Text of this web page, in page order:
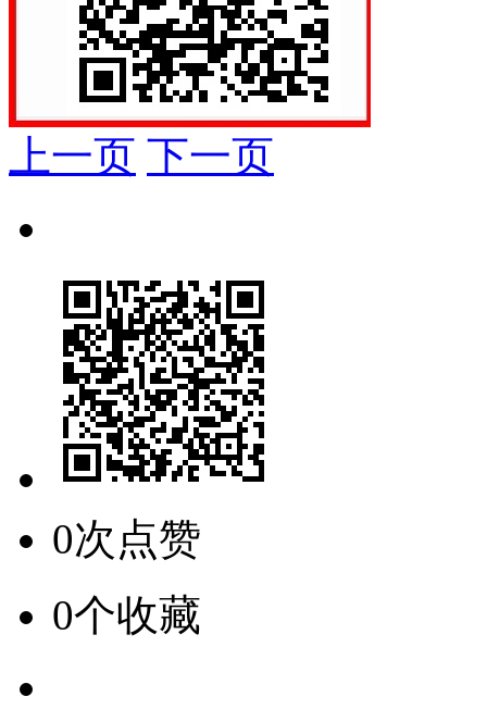
上一页 下一页
0次点赞
0个收藏